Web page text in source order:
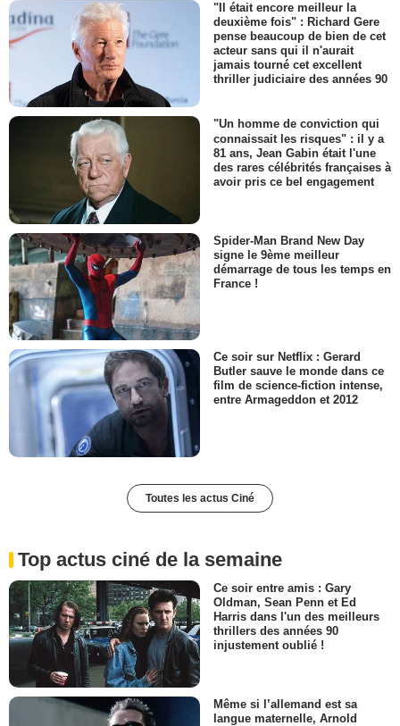
"Il était encore meilleur la
deuxième fois" : Richard Gere
pense beaucoup de bien de cet
acteur sans qui il n'aurait
jamais tourné cet excellent
thriller judiciaire des années 90
"Un homme de conviction qui
connaissait les risques" : il y a
81 ans, Jean Gabin était l'une
des rares célébrités françaises à
avoir pris ce bel engagement
Spider-Man Brand New Day
signe le 9ème meilleur
démarrage de tous les temps en
France !
Ce soir sur Netflix : Gerard
Butler sauve le monde dans ce
film de science-fiction intense,
entre Armageddon et 2012
Toutes les actus Ciné
Top actus ciné de la semaine
Ce soir entre amis : Gary
Oldman, Sean Penn et Ed
Harris dans l'un des meilleurs
thrillers des années 90
injustement oublié !
Même si l’allemand est sa
langue maternelle, Arnold